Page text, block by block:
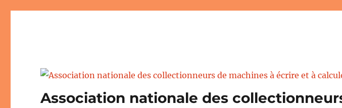
Association nationale des